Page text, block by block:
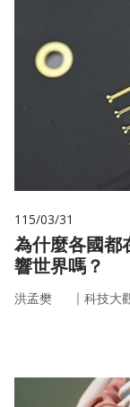
115/03/31
為什麼各國都
響世界嗎？
洪孟樊 ｜ 科技大